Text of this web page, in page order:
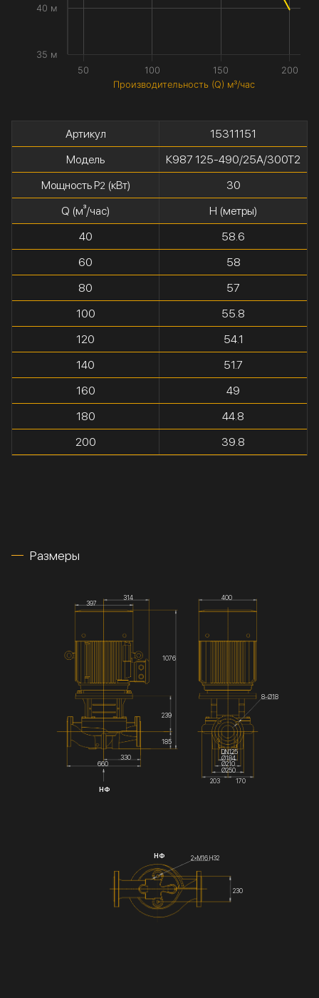
Производительность (Q) м³/час
50 100 150 200
35 м
40 м
Артикул
15311151
Модель
К987 125-490/25А/300Т2
Мощность P2 (кВт)
30
Q (м³/час)
H (метры)
40
58.6
60
58
80
57
100
55.8
120
54.1
140
51.7
160
49
180
44.8
200
39.8
Размеры
DN125
314 400
397
1076
8-Ø18
239
185
330
660
Ø184
Ø210
Ø250
203
170
НФ
НФ 2×М16 Н32
230